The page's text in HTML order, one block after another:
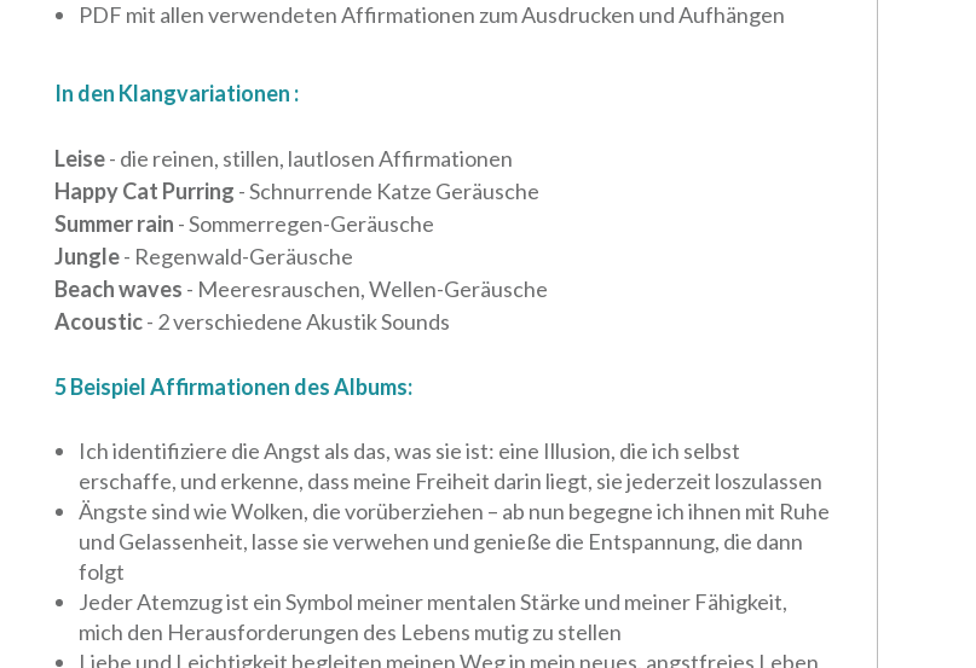
PDF mit allen verwendeten Affirmationen zum Ausdrucken und Aufhängen
In den Klangvariationen :
Leise- die reinen, stillen, lautlosen Affirmationen
Happy Cat Purring - Schnurrende Katze Geräusche
Summer rain - Sommerregen-Geräusche
Jungle- Regenwald-Geräusche
Beach waves - Meeresrauschen, Wellen-Geräusche
Acoustic- 2 verschiedene Akustik Sounds
5 Beispiel Affirmationen des Albums:
Ich identifiziere die Angst als das, was sie ist: eine Illusion, die ich selbst
erschaffe, und erkenne, dass meine Freiheit darin liegt, sie jederzeit loszulassen
Ängste sind wie Wolken, die vorüberziehen – ab nun begegne ich ihnen mit Ruhe
und Gelassenheit, lasse sie verwehen und genieße die Entspannung, die dann
folgt
Jeder Atemzug ist ein Symbol meiner mentalen Stärke und meiner Fähigkeit,
mich den Herausforderungen des Lebens mutig zu stellen
Liebe und Leichtigkeit begleiten meinen Weg in mein neues, angstfreies Leben